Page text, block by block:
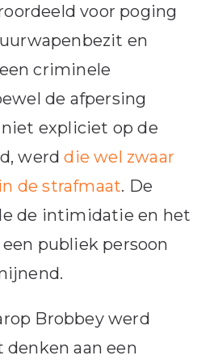
voor poging
en
criminele
de afpersing
expliciet op de
werddie wel zwaar
de strafmaat. De
de intimidatie en het
publiek persoon
Brobbey werd
denken aan een